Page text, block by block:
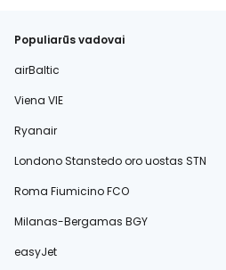
Populiarūs vadovai
airBaltic
Viena VIE
Ryanair
Londono Stanstedo oro uostas STN
Roma Fiumicino FCO
Milanas-Bergamas BGY
easyJet